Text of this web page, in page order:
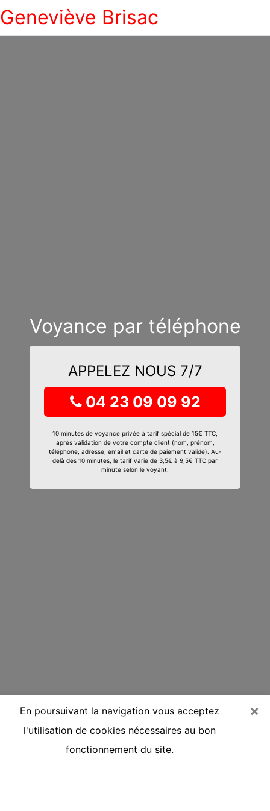
Geneviève Brisac
Voyance par téléphone
APPELEZ NOUS 7/7
04 23 09 09 92
10 minutes de voyance privée à tarif spécial de 15€ TTC,
après validation de votre compte client (nom, prénom,
téléphone, adresse, email et carte de paiement valide). Au-
delà des 10 minutes, le tarif varie de 3,5€ à 9,5€ TTC par
minute selon le voyant.
×
En poursuivant la navigation vous acceptez
l'utilisation de cookies nécessaires au bon
fonctionnement du site.